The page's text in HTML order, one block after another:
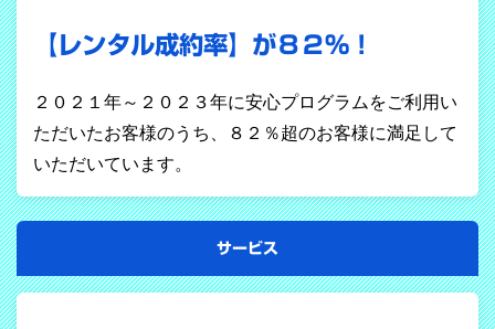
【レンタル成約率】が８２％！
２０２１年～２０２３年に安心プログラムをご利用い
ただいたお客様のうち、８２％超のお客様に満足して
いただいています。
サービス